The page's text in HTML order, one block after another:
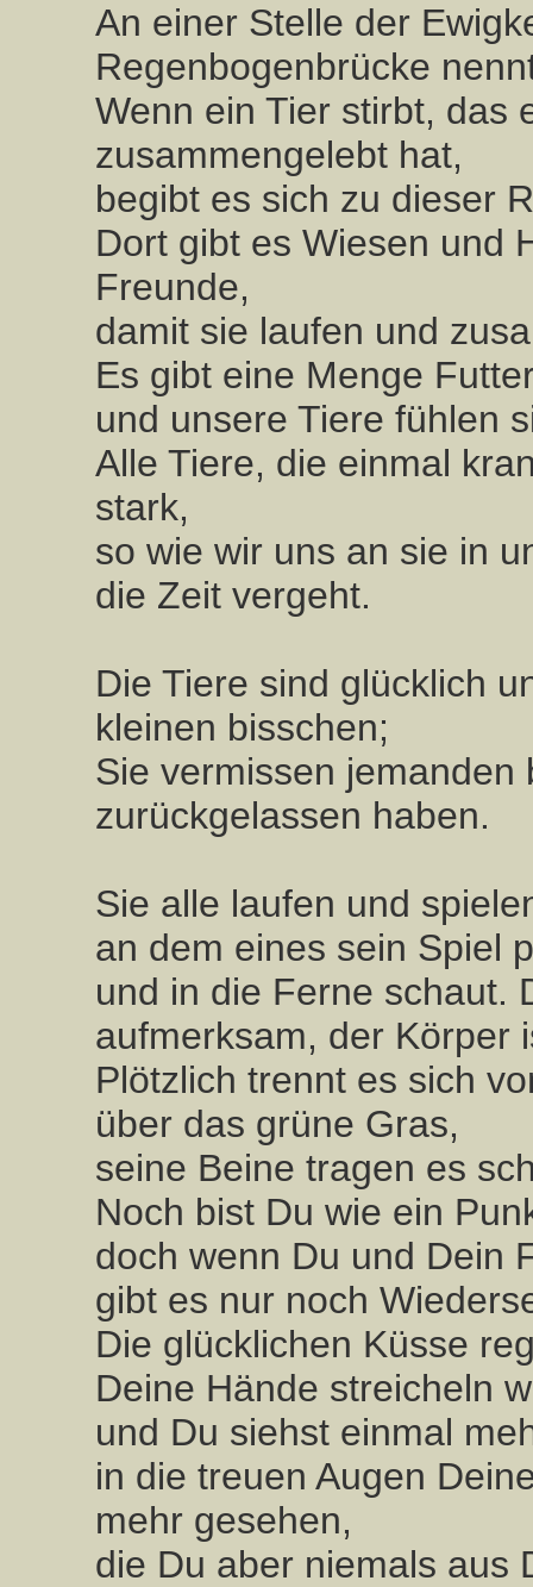
An einer Stelle der
Regenbogenbrücke
Wenn ein Tier stirbt, das
zusammengelebt hat,
begibt es sich zu dieser
Dort gibt es Wiesen und
Freunde,
damit sie laufen und
Es gibt eine Menge
und unsere Tiere fühlen
Alle Tiere, die einmal
stark,
so wie wir uns an sie in
die Zeit vergeht.
Die Tiere sind glücklich
kleinen bisschen;
Sie vermissen
zurückgelassen haben.
Sie alle laufen und
an dem eines sein Spiel
und in die Ferne schaut.
aufmerksam, der Körper
Plötzlich trennt es sich
über das grüne Gras,
seine Beine tragen es
Noch bist Du wie ein
doch wenn Du und Dein
gibt es nur noch
Die glücklichen Küsse
Deine Hände streicheln
und Du siehst einmal
in die treuen Augen
mehr gesehen,
die Du aber niemals aus